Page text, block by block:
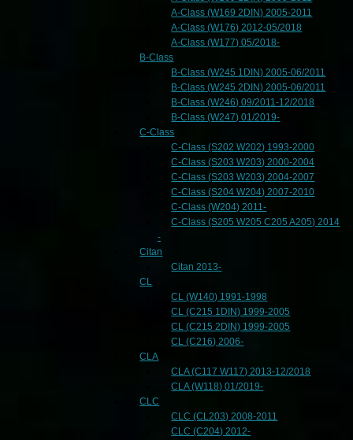
A-Class (W169 2DIN) 2005-2011
A-Class (W176) 2012-05/2018
A-Class (W177) 05/2018-
B-Class
B-Class (W245 1DIN) 2005-06/2011
B-Class (W245 2DIN) 2005-06/2011
B-Class (W246) 09/2011-12/2018
B-Class (W247) 01/2019-
C-Class
C-Class (S202 W202) 1993-2000
C-Class (S203 W203) 2000-2004
C-Class (S203 W203) 2004-2007
C-Class (S204 W204) 2007-2010
C-Class (W204) 2011-
C-Class (S205 W205 C205 A205) 2014
-
Citan
Citan 2013-
CL
CL (W140) 1991-1998
CL (C215 1DIN) 1999-2005
CL (C215 2DIN) 1999-2005
CL (C216) 2006-
CLA
CLA (C117 W117) 2013-12/2018
CLA (W118) 01/2019-
CLC
CLC (CL203) 2008-2011
CLC (C204) 2012-